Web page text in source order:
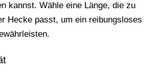
kannst. Wähle eine Länge, die zu
Hecke passt, um ein reibungsloses